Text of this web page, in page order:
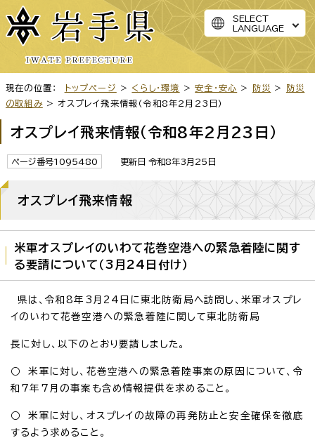
SELECT
LANGUAGE
現在の位置： トップページ > くらし・環境 >安全・安心 > 防災 >
防災
の取組み> オスプレイ飛来情報（令和8年2月23日）
オスプレイ飛来情報（令和8年2月23日）
ページ番号1095480 更新日 令和8年3月25日
オスプレイ飛来情報
米軍オスプレイのいわて花巻空港への緊急着陸に関す
る要請について（3月24日付け）
県は、令和8年3月24日に東北防衛局へ訪問し、米軍オスプレ
イのいわて花巻空港への緊急着陸に関して東北防衛局
長に対し、以下のとおり要請しました。
○ 米軍に対し、花巻空港への緊急着陸事案の原因について、令
和7年7月の事案も含め情報提供を求めること。
○ 米軍に対し、オスプレイの故障の再発防止と安全確保を徹底
するよう求めること。